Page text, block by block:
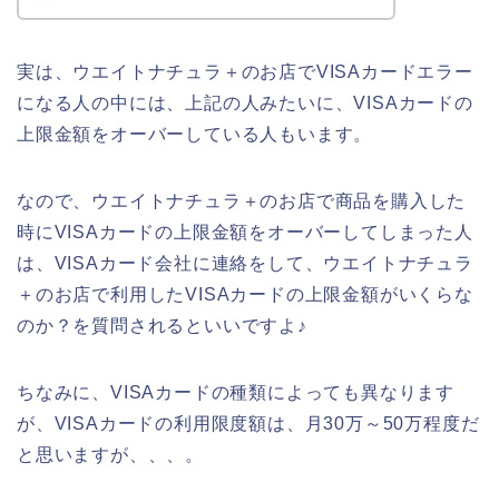
実は、ウエイトナチュラ＋のお店でVISAカードエラー
になる人の中には、上記の人みたいに、VISAカードの
上限金額をオーバーしている人もいます。
なので、ウエイトナチュラ＋のお店で商品を購入した
時にVISAカードの上限金額をオーバーしてしまった人
は、VISAカード会社に連絡をして、ウエイトナチュラ
＋のお店で利用したVISAカードの上限金額がいくらな
のか？を質問されるといいですよ♪
ちなみに、VISAカードの種類によっても異なります
が、VISAカードの利用限度額は、月30万～50万程度だ
と思いますが、、、。